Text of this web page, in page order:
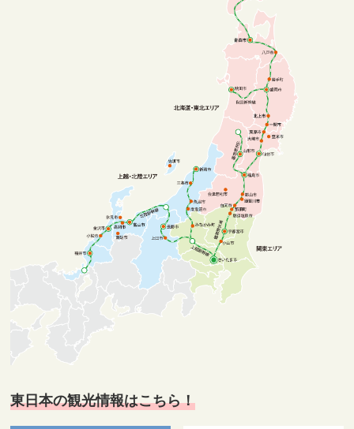
東日本の観光情報はこちら！